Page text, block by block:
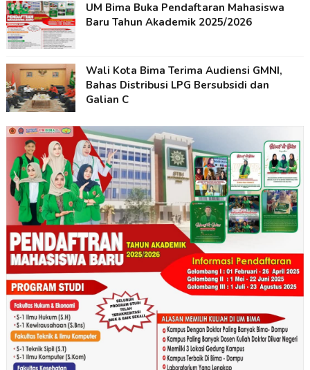
UM Bima Buka Pendaftaran Mahasiswa
Baru Tahun Akademik 2025/2026
Wali Kota Bima Terima Audiensi GMNI,
Bahas Distribusi LPG Bersubsidi dan
Galian C